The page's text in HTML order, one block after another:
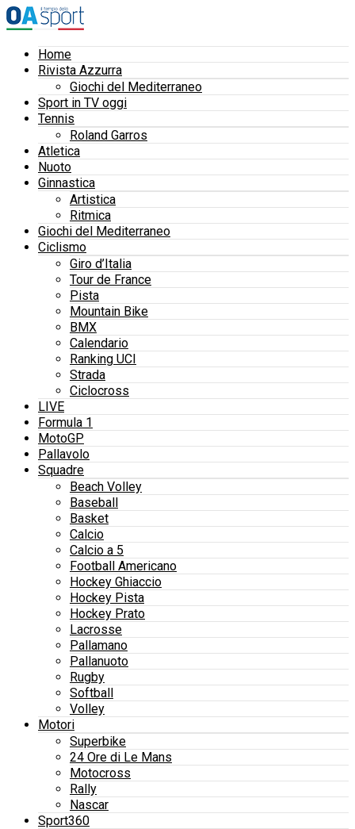
Home
Rivista Azzurra
Giochi del Mediterraneo
Sport in TV oggi
Tennis
Roland Garros
Atletica
Nuoto
Ginnastica
Artistica
Ritmica
Giochi del Mediterraneo
Ciclismo
Giro d’Italia
Tour de France
Pista
Mountain Bike
BMX
Calendario
Ranking UCI
Strada
Ciclocross
LIVE
Formula 1
MotoGP
Pallavolo
Squadre
Beach Volley
Baseball
Basket
Calcio
Calcio a 5
Football Americano
Hockey Ghiaccio
Hockey Pista
Hockey Prato
Lacrosse
Pallamano
Pallanuoto
Rugby
Softball
Volley
Motori
Superbike
24 Ore di Le Mans
Motocross
Rally
Nascar
Sport360